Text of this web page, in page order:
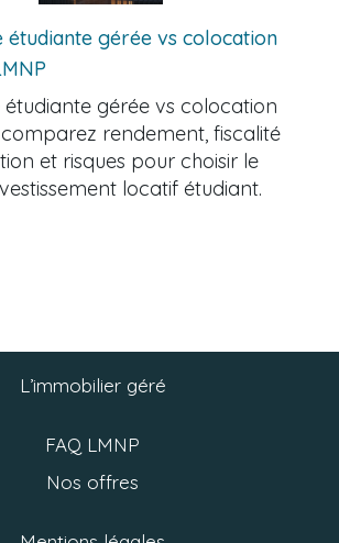
étudiante gérée vs colocation
étudiante gérée vs colocation
rendement, fiscalité
et risques pour choisir le
locatif étudiant.
L’immobilier géré
FAQ LMNP
Nos offres